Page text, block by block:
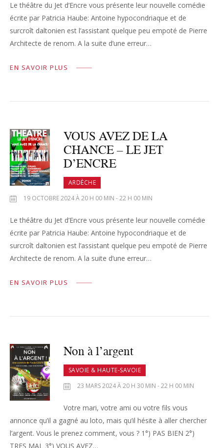
Le théâtre du Jet d’Encre vous présente leur nouvelle comédie
écrite par Patricia Haube: Antoine hypocondriaque et de
surcroît daltonien est l’assistant quelque peu empoté de Pierre
Architecte de renom. A la suite d’une erreur…
EN SAVOIR PLUS
VOUS AVEZ DE LA
CHANCE – LE JET
D’ENCRE
ARDÈCHE
19 OCTOBRE 2024 À 20 H 00 MIN - 22 H 00 MIN
Le théâtre du Jet d’Encre vous présente leur nouvelle comédie
écrite par Patricia Haube: Antoine hypocondriaque et de
surcroît daltonien est l’assistant quelque peu empoté de Pierre
Architecte de renom. A la suite d’une erreur…
EN SAVOIR PLUS
Non à l’argent
SAVOIE & HAUTE-SAVOIE
23 MARS 2024 À 20 H 30 MIN - 22 H 00 MIN
Votre mari, votre ami ou votre fils vous
annonce qu’il a gagné au loto, mais qu’il hésite à aller chercher
l’argent. Vous le prenez comment, vous ? 1°) PAS BIEN 2°)
TRES MAL 3°) VOUS AVEZ…